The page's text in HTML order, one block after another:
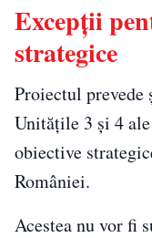
Excepții
strategice
Proiectul prevede
Unitățile 3 și 4
obiective
României.
Acestea nu vor fi